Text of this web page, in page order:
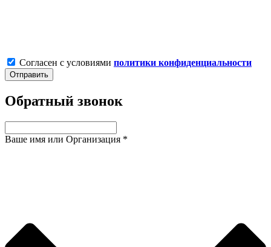
Согласен с условиями политики конфиденциальности
Обратный звонок
Ваше имя или Организация *